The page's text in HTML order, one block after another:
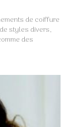
de coiffure
styles divers,
des